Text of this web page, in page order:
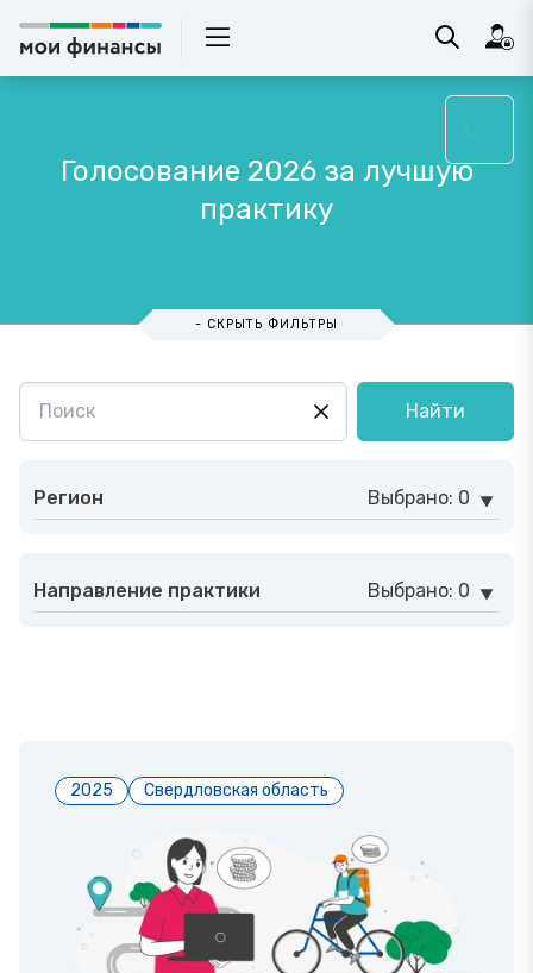
Голосование 2026 за лучшую
практику
- СКРЫТЬ ФИЛЬТРЫ
Найти
Регион Выбрано: 0
Направление практики Выбрано: 0
2025 Свердловская область